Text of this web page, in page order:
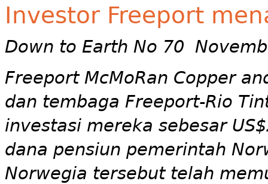
Investor Freeport
Down to Earth No 70
Freeport McMoRan Copper
dan tembaga Freeport-Rio
investasi mereka sebesar
dana pensiun pemerintah
Norwegia tersebut telah